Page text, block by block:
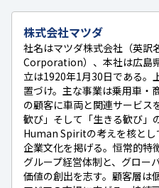
株式会社マツダ
社名はマツダ株式会社（英
Corporation）、本社は広島
立は1920年1月30日である。
置づけ。主な事業は乗用車・
の顧客に車両と関連サービス
歓び」そして「生きる歓び
Human Spiritの考えを核とし
企業文化を掲げる。恒常的特
グループ経営体制と、グロー
価値の創出を志す。顧客層は